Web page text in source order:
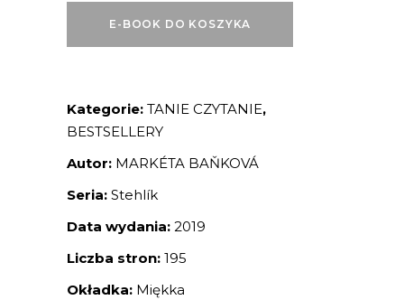
E-BOOK DO KOSZYKA
Kategorie: TANIE CZYTANIE,
BESTSELLERY
Autor: MARKÉTA BAŇKOVÁ
Seria: Stehlík
Data wydania: 2019
Liczba stron: 195
Okładka: Miękka